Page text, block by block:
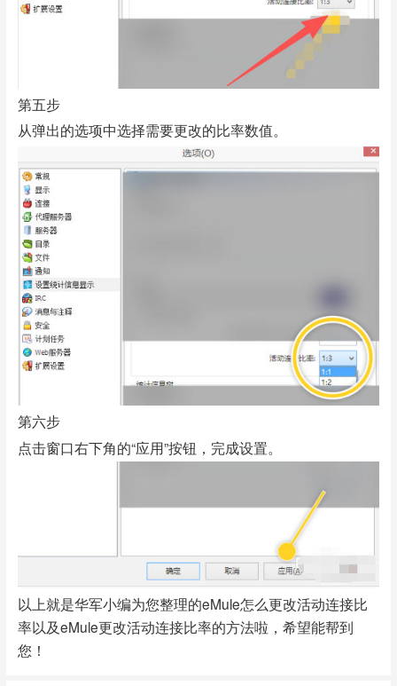
第五步
从弹出的选项中选择需要更改的比率数值。
第六步
点击窗口右下角的“应用”按钮，完成设置。
以上就是华军小编为您整理的eMule怎么更改活动连接比
率以及eMule更改活动连接比率的方法啦，希望能帮到
您！